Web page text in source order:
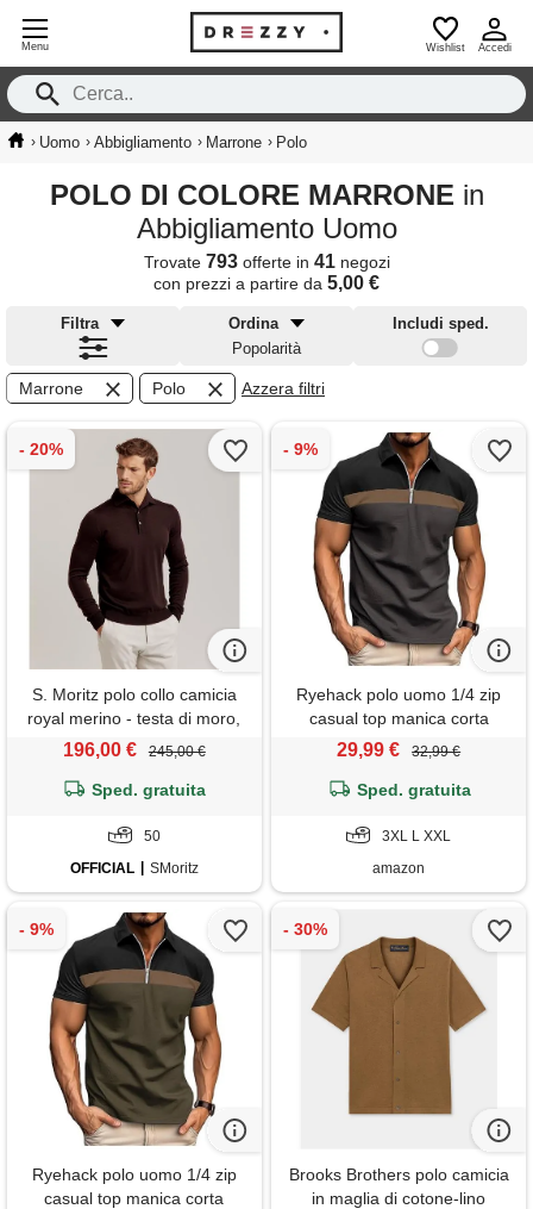
Menu Wishlist Accedi
› Uomo › Abbigliamento › Marrone › Polo
POLO DI COLORE MARRONE in
Abbigliamento Uomo
Trovate 793offerte in 41negozi
con prezzi a partire da 5,00 €
Filtra
Ordina
Popolarità
Includi sped.
Marrone Polo Azzera filtri
S. Moritz polo collo camicia
royal merino - testa di moro,
50, testa di moro
196,00 € 245,00 €
Sped. gratuita
50
OFFICIAL
SMoritz
Ryehack polo uomo 1/4 zip
casual top manica corta
maglietta raglan cotone
29,99 € 32,99 €
Sped. gratuita
3XL L XXL
amazon
Ryehack polo uomo 1/4 zip
casual top manica corta
Brooks Brothers polo camicia
in maglia di cotone-lino